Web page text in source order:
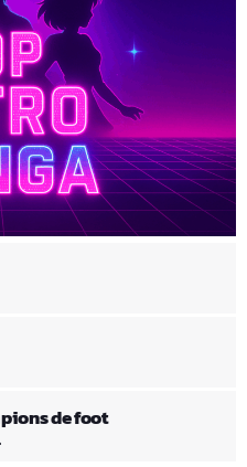
de foot